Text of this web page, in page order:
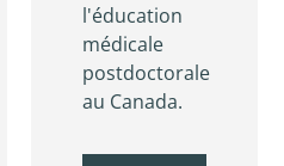
l'éducation
médicale
postdoctorale
au Canada.